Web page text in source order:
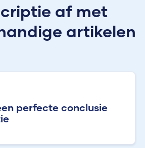
af met
artikelen
perfecte conclusie